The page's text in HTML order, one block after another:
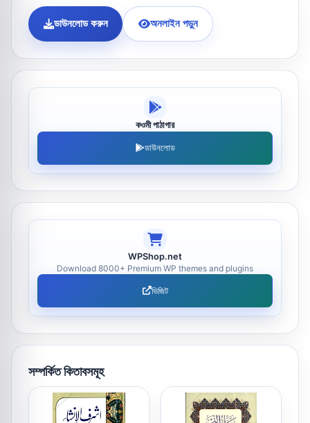
ডাউনলোড করুন অনলাইন পড়ুন
কওমী পাঠাগার
ডাউনলোড
WPShop.net
Download 8000+ Premium WP themes and plugins
ভিজিট
সম্পর্কিত কিতাবসমূহ